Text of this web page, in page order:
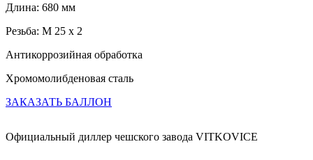
Длина: 680 мм
Резьба: М 25 х 2
Антикоррозийная обработка
Хромомолибденовая сталь
ЗАКАЗАТЬ БАЛЛОН
Официальный диллер чешского завода VITKOVICE